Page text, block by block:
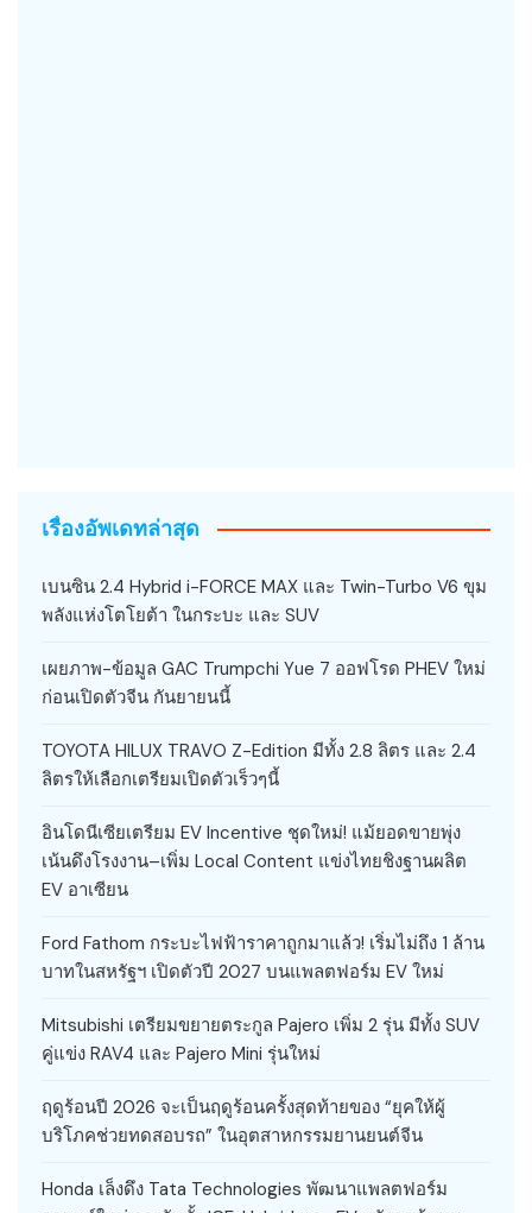
เรื่องอัพเดทล่าสุด
เบนซิน 2.4 Hybrid i-FORCE MAX และ Twin-Turbo V6 ขุม
พลังแห่งโตโยต้า ในกระบะ และ SUV
เผยภาพ-ข้อมูล GAC Trumpchi Yue 7 ออฟโรด PHEV ใหม่
ก่อนเปิดตัวจีน กันยายนนี้
TOYOTA HILUX TRAVO Z-Edition มีทั้ง 2.8 ลิตร และ 2.4
ลิตรให้เลือกเตรียมเปิดตัวเร็วๆนี้
อินโดนีเซียเตรียม EV Incentive ชุดใหม่! แม้ยอดขายพุ่ง
เน้นดึงโรงงาน–เพิ่ม Local Content แข่งไทยชิงฐานผลิต
EV อาเซียน
Ford Fathom กระบะไฟฟ้าราคาถูกมาแล้ว! เริ่มไม่ถึง 1 ล้าน
บาทในสหรัฐฯ เปิดตัวปี 2027 บนแพลตฟอร์ม EV ใหม่
Mitsubishi เตรียมขยายตระกูล Pajero เพิ่ม 2 รุ่น มีทั้ง SUV
คู่แข่ง RAV4 และ Pajero Mini รุ่นใหม่
ฤดูร้อนปี 2026 จะเป็นฤดูร้อนครั้งสุดท้ายของ “ยุคให้ผู้
บริโภคช่วยทดสอบรถ” ในอุตสาหกรรมยานยนต์จีน
Honda เล็งดึง Tata Technologies พัฒนาแพลตฟอร์ม